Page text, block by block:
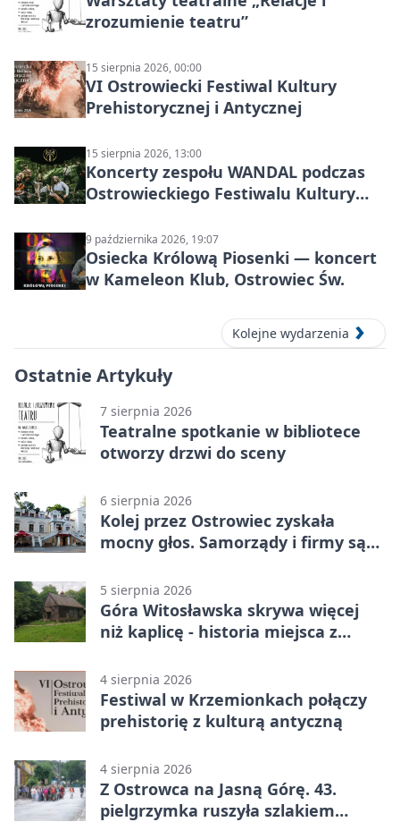
zrozumienie teatru”
15 sierpnia 2026, 00:00
VI Ostrowiecki Festiwal Kultury
Prehistorycznej i Antycznej
15 sierpnia 2026, 13:00
Koncerty zespołu WANDAL podczas
Ostrowieckiego Festiwalu Kultury
9 października 2026, 19:07
Osiecka Królową Piosenki — koncert
w Kameleon Klub, Ostrowiec Św.
Kolejne wydarzenia
Ostatnie Artykuły
7 sierpnia 2026
Teatralne spotkanie w bibliotece
otworzy drzwi do sceny
6 sierpnia 2026
Kolej przez Ostrowiec zyskała
mocny głos. Samorządy i firmy są
5 sierpnia 2026
Góra Witosławska skrywa więcej
niż kaplicę - historia miejsca z
4 sierpnia 2026
Festiwal w Krzemionkach połączy
prehistorię z kulturą antyczną
4 sierpnia 2026
Z Ostrowca na Jasną Górę. 43.
pielgrzymka ruszyła szlakiem